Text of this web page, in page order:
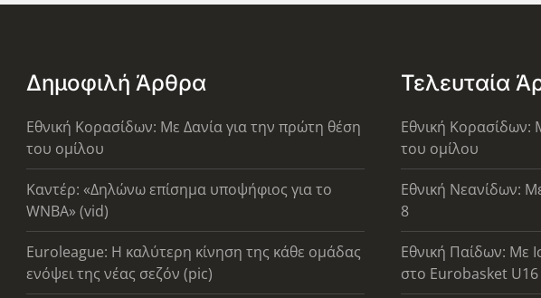
Δημοφιλή Άρθρα
Εθνική Κορασίδων: Με Δανία για την πρώτη θέση
του ομίλου
Καντέρ: «Δηλώνω επίσημα υποψήφιος για το
WNBA» (vid)
Euroleague: Η καλύτερη κίνηση της κάθε ομάδας
ενόψει της νέας σεζόν (pic)
Τελευταία
Εθνική Κορασίδων:
του ομίλου
Εθνική Νεανίδων:
8
Εθνική Παίδων: Με
στο Eurobasket U16